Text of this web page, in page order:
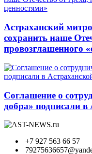
Астраханский
сохранить наше
провозглашенного
Соглашение о
добра» подписали в
+7 927 563 66 57